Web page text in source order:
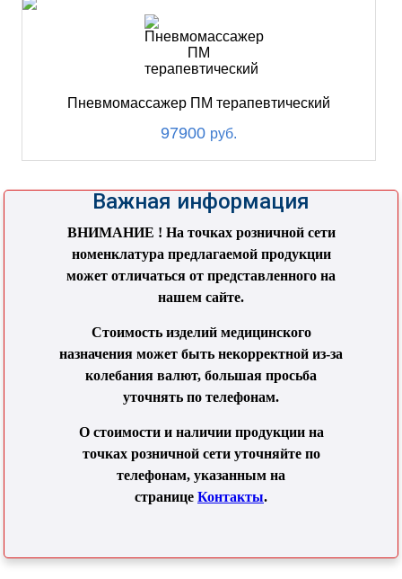
Пневмомассажер ПМ терапевтический
97900 руб.
Важная информация
ВНИМАНИЕ ! На точках розничной сети
номенклатура предлагаемой продукции
может отличаться от представленного на
нашем сайте.
Стоимость изделий медицинского
назначения может быть некорректной из-за
колебания валют, большая просьба
уточнять по телефонам.
О стоимости и наличии продукции на
точках розничной сети уточняйте по
телефонам, указанным на
странице Контакты.